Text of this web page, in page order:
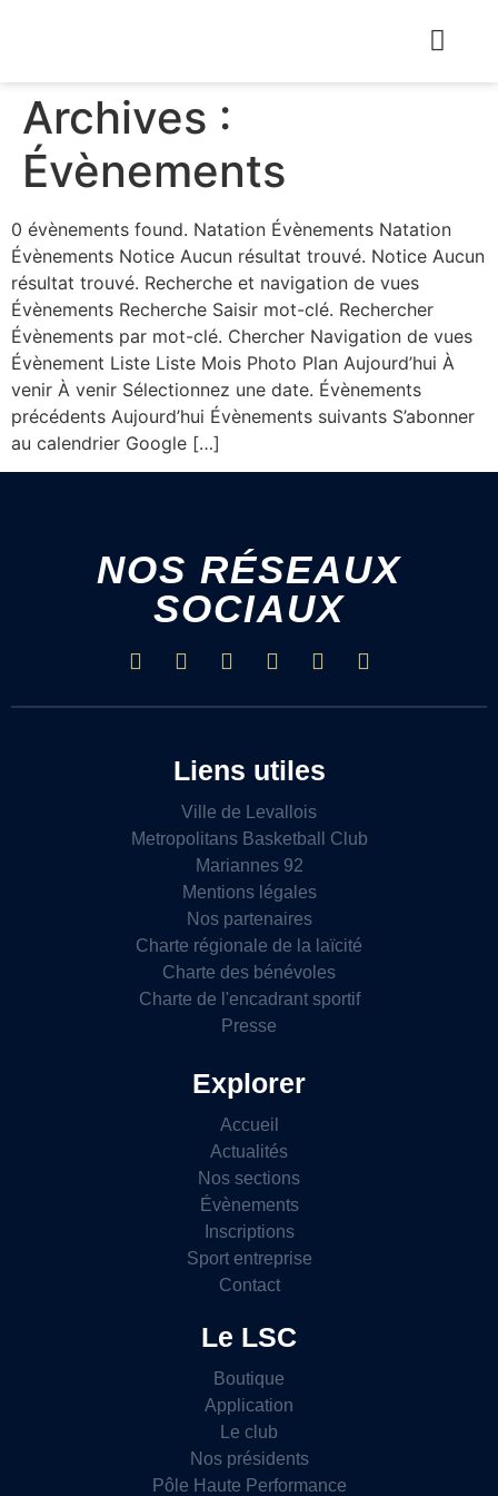
Archives :
Évènements
0 évènements found. Natation Évènements Natation
Évènements Notice Aucun résultat trouvé. Notice Aucun
résultat trouvé. Recherche et navigation de vues
Évènements Recherche Saisir mot-clé. Rechercher
Évènements par mot-clé. Chercher Navigation de vues
Évènement Liste Liste Mois Photo Plan Aujourd’hui À
venir À venir Sélectionnez une date. Évènements
précédents Aujourd’hui Évènements suivants S’abonner
au calendrier Google […]
NOS RÉSEAUX
SOCIAUX
Liens utiles
Ville de Levallois
Metropolitans Basketball Club
Mariannes 92
Mentions légales
Nos partenaires
Charte régionale de la laïcité
Charte des bénévoles
Charte de l'encadrant sportif
Presse
Explorer
Accueil
Actualités
Nos sections
Évènements
Inscriptions
Sport entreprise
Contact
Le LSC
Boutique
Application
Le club
Nos présidents
Pôle Haute Performance